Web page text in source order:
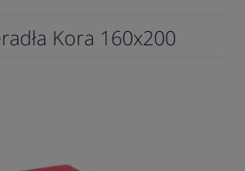
Kora 160x200